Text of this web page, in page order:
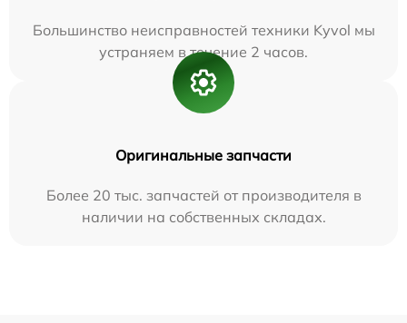
Большинство неисправностей техники Kyvol мы
устраняем в течение 2 часов.
Оригинальные запчасти
Более 20 тыс. запчастей от производителя в
наличии на собственных складах.